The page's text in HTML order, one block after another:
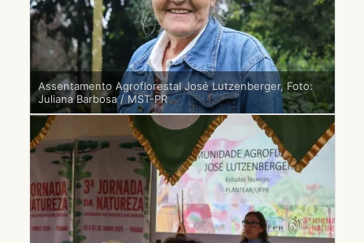
Assentamento Agroflorestal José Lutzenberger, Foto:
Juliana Barbosa / MST-PR